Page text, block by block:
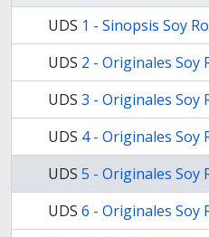
UDS 1 - Sinopsis Soy
UDS 2 - Originales Soy
UDS 3 - Originales Soy
UDS 4 - Originales Soy
UDS 5 - Originales Soy
UDS 6 - Originales Soy